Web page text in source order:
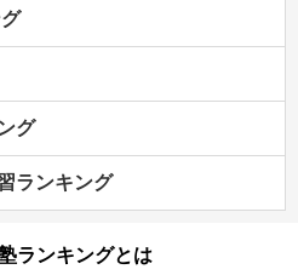
グ
ランキング
ランキングとは